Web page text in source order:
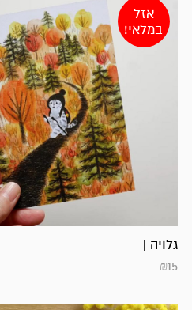
אזל
במלאי!
גלויה |
₪15